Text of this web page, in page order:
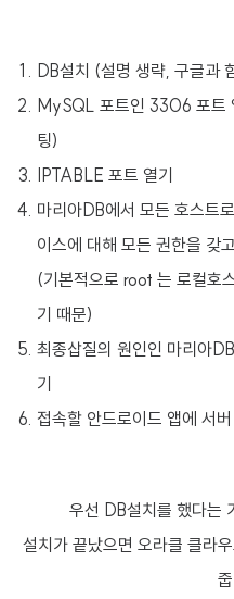
DB설치 (설명 생략, 구글과
MySQL 포트인 3306 포트
팅)
IPTABLE 포트 열기
마리아DB에서 모든 호스트
이스에 대해 모든 권한을 갖
(기본적으로 root 는 로컬호
기 때문)
최종삽질의 원인인 마리아
기
접속할 안드로이드 앱에 서버
우선 DB설치를 했다는
설치가 끝났으면 오라클 클라